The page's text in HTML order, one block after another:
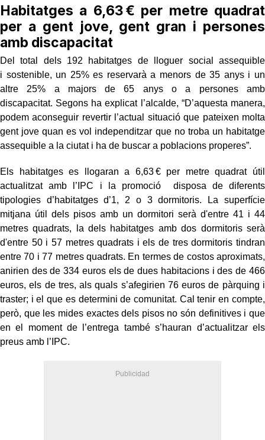
Habitatges a 6,63 € per metre quadrat
per a gent jove, gent gran i persones
amb discapacitat
Del total dels 192 habitatges de lloguer social assequible
i sostenible, un 25% es reservarà a menors de 35 anys i un
altre 25% a majors de 65 anys o a persones amb
discapacitat. Segons ha explicat l’alcalde, “D’aquesta manera,
podem aconseguir revertir l’actual situació que pateixen molta
gent jove quan es vol independitzar que no troba un habitatge
assequible a la ciutat i ha de buscar a poblacions properes”.
Els habitatges es llogaran a 6,63 € per metre quadrat útil
actualitzat amb l’IPC i la promoció disposa de diferents
tipologies d’habitatges d’1, 2 o 3 dormitoris. La superfície
mitjana útil dels pisos amb un dormitori serà d'entre 41 i 44
metres quadrats, la dels habitatges amb dos dormitoris serà
d'entre 50 i 57 metres quadrats i els de tres dormitoris tindran
entre 70 i 77 metres quadrats. En termes de costos aproximats,
anirien des de 334 euros els de dues habitacions i des de 466
euros, els de tres, als quals s’afegirien 76 euros de pàrquing i
traster; i el que es determini de comunitat. Cal tenir en compte,
però, que les mides exactes dels pisos no són definitives i que
en el moment de l’entrega també s’hauran d’actualitzar els
preus amb l’IPC.